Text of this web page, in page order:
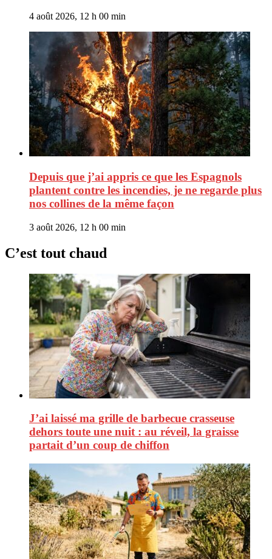
4 août 2026, 12 h 00 min
Depuis que j’ai appris ce que les Espagnols
plantent contre les incendies, je ne regarde plus
nos collines de la même façon
3 août 2026, 12 h 00 min
C’est tout chaud
J’ai laissé ma grille de barbecue crasseuse
dehors toute une nuit : au réveil, la graisse
partait d’un coup de chiffon